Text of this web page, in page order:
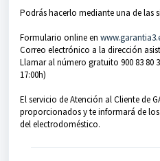
Podrás hacerlo mediante una de las
Formulario online en
Correo electrónico a la dirección
Llamar al número gratuito 900 83 80
17:00h)
El servicio de Atención al Cliente de
proporcionados y te informará de
del electrodoméstico.